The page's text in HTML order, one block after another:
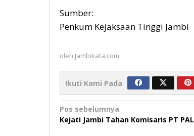
Sumber:
Penkum Kejaksaan Tinggi Jambi
oleh Jambikata.com
Ikuti Kami Pada
Navigasi
pos
Pos sebelumnya
Kejati Jambi Tahan Komisaris PT PAL